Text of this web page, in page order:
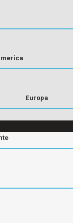
Europa